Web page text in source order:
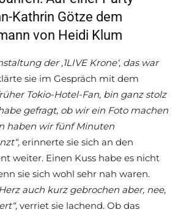
Kathrin Götze dem
von Heidi Klum
der ‚1LIVE Krone‘, das war
sie im Gespräch mit dem
Tokio-Hotel-Fan, bin ganz stolz
gefragt, ob wir ein Foto machen
haben wir fünf Minuten
erinnerte sie sich an den
weiter. Einen Kuss habe es nicht
sie sich wohl sehr nah waren.
auch kurz gebrochen aber, nee,
verriet sie lachend. Ob das